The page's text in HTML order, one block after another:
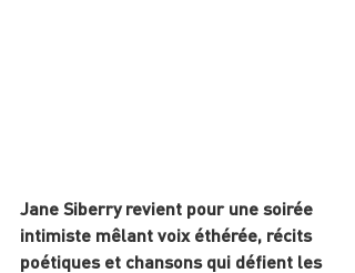
Jane Siberry revient pour une soirée
intimiste mêlant voix éthérée, récits
poétiques et chansons qui défient les